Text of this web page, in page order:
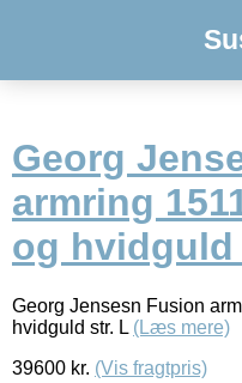
Georg
armring
og hvidguld
Georg Jensesn Fusion
hvidguld str. L (Læs mere)
39600 kr. (Vis fragtpris)